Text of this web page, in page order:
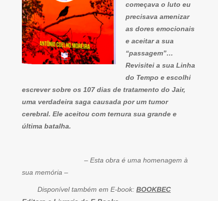
começava o luto eu
precisava amenizar
as dores emocionais
e aceitar a sua
“passagem”…
Revisitei a sua Linha
do Tempo e escolhi
escrever sobre os 107 dias de tratamento do Jair,
uma verdadeira saga causada por um tumor
cerebral. Ele aceitou com ternura sua grande e
última batalha.
– Esta obra é uma homenagem à
sua memória –
Disponível também em E-book: BOOKBEC